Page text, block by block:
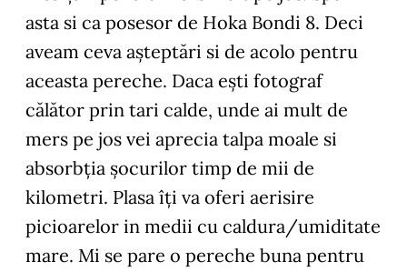
asta si ca posesor de Hoka Bondi 8. Deci
aveam ceva așteptări si de acolo pentru
aceasta pereche. Daca ești fotograf
călător prin tari calde, unde ai mult de
mers pe jos vei aprecia talpa moale si
absorbția șocurilor timp de mii de
kilometri. Plasa îți va oferi aerisire
picioarelor in medii cu caldura/umiditate
mare. Mi se pare o pereche buna pentru